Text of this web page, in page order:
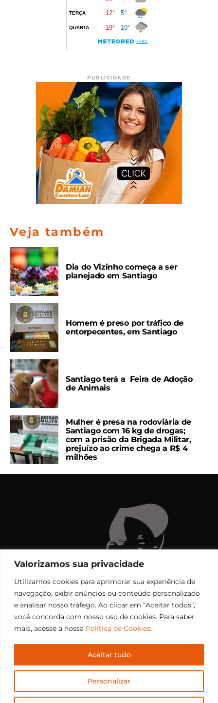
Valorizamos sua privacidade
Utilizamos cookies para aprimorar sua experiência de
navegação, exibir anúncios ou conteúdo personalizado
e analisar nosso tráfego. Ao clicar em “Aceitar todos”,
você concorda com nosso uso de cookies. Para saber
mais, acesse a nossa Política de Cookies.
Personalizar
Aceitar tudo
PUBLICIDADE
Veja também
Dia do Vizinho começa a ser
planejado em Santiago
Homem é preso por tráfico de
entorpecentes, em Santiago
Santiago terá a Feira de Adoção
de Animais
Mulher é presa na rodoviária de
Santiago com 16 kg de drogas;
com a prisão da Brigada Militar,
prejuízo ao crime chega a R$ 4
milhões
Copyright © 2006 – 2026 Rádio Santiago FM. Todos os
direitos reservados.
Desenvolvido porCEOS Tech